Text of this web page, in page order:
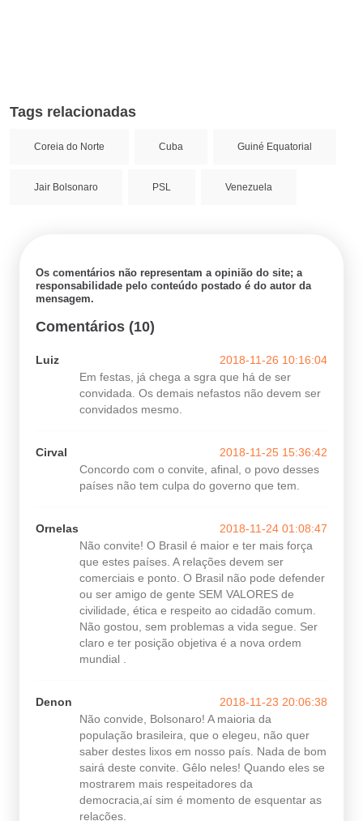
Tags relacionadas
Coreia do Norte Cuba Guiné Equatorial
Jair Bolsonaro PSL Venezuela
Os comentários não representam a opinião do site; a
responsabilidade pelo conteúdo postado é do autor da
mensagem.
Comentários (10)
Luiz
2018-11-26 10:16:04
Em festas, já chega a sgra que há de ser
convidada. Os demais nefastos não devem ser
convidados mesmo.
Cirval
2018-11-25 15:36:42
Concordo com o convite, afinal, o povo desses
países não tem culpa do governo que tem.
Ornelas
2018-11-24 01:08:47
Não convite! O Brasil é maior e ter mais força
que estes países. A relações devem ser
comerciais e ponto. O Brasil não pode defender
ou ser amigo de gente SEM VALORES de
civilidade, ética e respeito ao cidadão comum.
Não gostou, sem problemas a vida segue. Ser
claro e ter posição objetiva é a nova ordem
mundial .
Denon
2018-11-23 20:06:38
Não convide, Bolsonaro! A maioria da
população brasileira, que o elegeu, não quer
saber destes lixos em nosso país. Nada de bom
sairá deste convite. Gêlo neles! Quando eles se
mostrarem mais respeitadores da
democracia,aí sim é momento de esquentar as
relações.